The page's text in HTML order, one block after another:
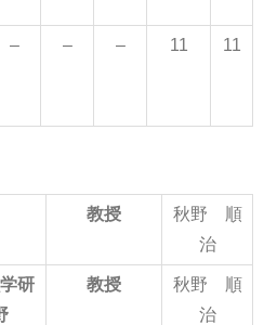
– – – 11 11
教授
秋野 順
治
研
教授
秋野 順
治